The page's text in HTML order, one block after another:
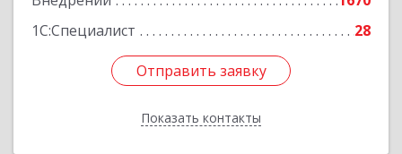
1С:Специалист
28
Отправить заявку
Показать контакты
Отправить заявку
Назад